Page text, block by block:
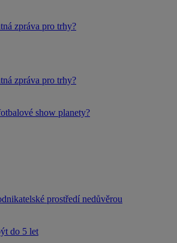
zpráva pro trhy?
zpráva pro trhy?
show planety?
prostředí nedůvěrou
do 5 let